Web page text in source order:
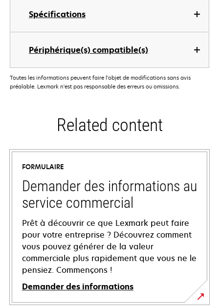
Spécifications
Périphérique(s) compatible(s)
Toutes les informations peuvent faire l'objet de modifications sans avis
préalable. Lexmark n'est pas responsable des erreurs ou omissions.
Related content
FORMULAIRE
Demander des informations au
service commercial
Prêt à découvrir ce que Lexmark peut faire
pour votre entreprise ? Découvrez comment
vous pouvez générer de la valeur
commerciale plus rapidement que vous ne le
pensiez. Commençons !
Demander des informations